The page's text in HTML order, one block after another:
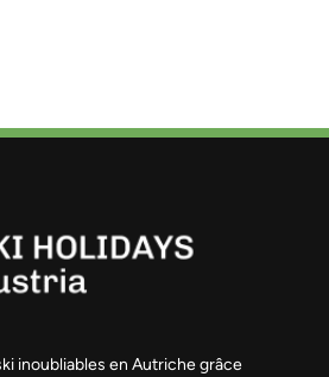
inoubliables en Autriche grâce